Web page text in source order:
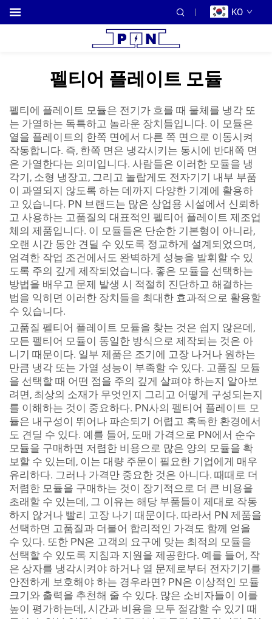
KO
펠티어 플레이트 모듈
펠티에 플레이트 모듈은 전기가 흐를 때 물체를 냉각 또
는 가열하는 독특하고 놀라운 장치들입니다. 이 모듈은
열을 플레이트의 한쪽 면에서 다른 쪽 면으로 이동시켜
작동합니다. 즉, 한쪽 면은 냉각시키는 동시에 반대쪽 면
은 가열한다는 의미입니다. 사람들은 이러한 모듈을 냉
각기, 소형 냉장고, 그리고 놀랍게도 전자기기 내부 부품
이 과열되지 않도록 하는 데까지 다양한 기계에 활용하
고 있습니다. PN 브랜드는 많은 상업용 시설에서 신뢰하
고 사용하는 고품질의 대표적인 펠티어 플레이트 제조업
체의 제품입니다. 이 모듈들은 단순한 기본형이 아니라,
오랜 시간 동안 견딜 수 있도록 정교하게 설계되었으며,
엄격한 작업 조건에서도 완벽하게 성능을 발휘할 수 있
도록 주의 깊게 제작되었습니다. 좋은 모듈을 선택하는
방법을 배우고 문제 발생 시 적절히 진단하고 해결하는
법을 익히면 이러한 장치들을 최대한 효과적으로 활용할
수 있습니다.
고품질 펠티어 플레이트 모듈을 찾는 것은 쉽지 않은데,
모든 펠티어 모듈이 동일한 방식으로 제작되는 것은 아
니기 때문이다. 일부 제품은 조기에 고장 나거나 원하는
만큼 냉각 또는 가열 성능이 부족할 수 있다. 고품질 모듈
을 선택할 때 어떤 점을 주의 깊게 살펴야 하는지 알아보
려면, 최상의 소재가 무엇인지 그리고 어떻게 구성되는지
를 이해하는 것이 중요하다. PN사의 펠티어 플레이트 모
듈은 내구성이 뛰어나 파손되기 어렵고 혹독한 환경에서
도 견딜 수 있다. 예를 들어, 도매 가격으로 PN에서 순수
모듈을 구매하면 저렴한 비용으로 많은 양의 모듈을 확
보할 수 있는데, 이는 대량 주문이 필요한 기업에게 매우
유리하다. 그러나 가격만 중요한 것은 아니다. 때때로 더
저렴한 모듈을 구매하는 것이 장기적으로 더 큰 비용을
초래할 수 있는데, 그 이유는 해당 부품들이 제대로 작동
하지 않거나 빨리 고장 나기 때문이다. 따라서 PN 제품을
선택하면 고품질과 더불어 합리적인 가격도 함께 얻을
수 있다. 또한 PN은 고객의 요구에 맞는 최적의 모듈을
선택할 수 있도록 지침과 지원을 제공한다. 예를 들어, 작
은 상자를 냉각시켜야 하거나 열 문제로부터 전자기기를
안전하게 보호해야 하는 경우라면? PN은 이상적인 모듈
크기와 출력을 추천해 줄 수 있다. 많은 소비자들이 이를
높이 평가하는데, 시간과 비용을 모두 절감할 수 있기 때